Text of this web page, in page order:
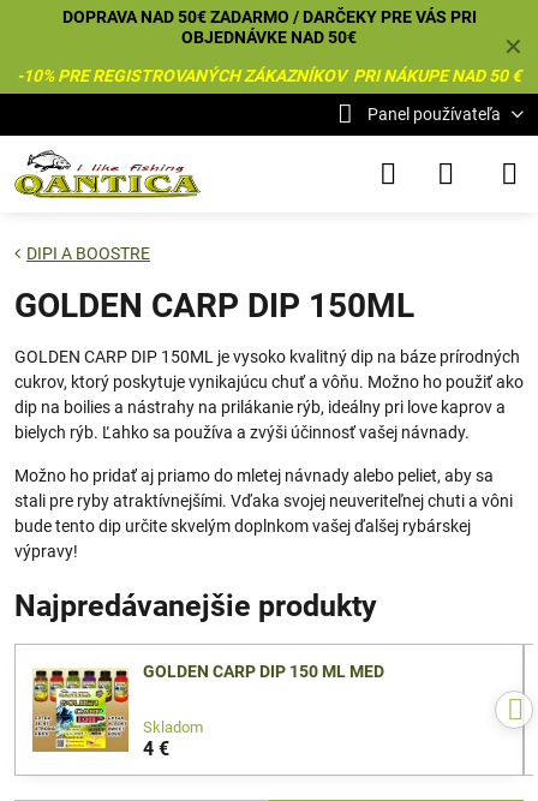
✕
DOPRAVA NAD 50€ ZADARMO / DARČEKY PRE VÁS PRI
OBJEDNÁVKE NAD 50€
-10% PRE REGISTROVANÝCH ZÁKAZNÍKOV PRI NÁKUPE NAD 50 €
Panel používateľa
DIPI A BOOSTRE
GOLDEN CARP DIP 150ML
GOLDEN CARP DIP 150ML je vysoko kvalitný dip na báze prírodných
cukrov, ktorý poskytuje vynikajúcu chuť a vôňu. Možno ho použiť ako
dip na boilies a nástrahy na prilákanie rýb, ideálny pri love kaprov a
bielych rýb. Ľahko sa používa a zvýši účinnosť vašej návnady.
Možno ho pridať aj priamo do mletej návnady alebo peliet, aby sa
stali pre ryby atraktívnejšími. Vďaka svojej neuveriteľnej chuti a vôni
bude tento dip určite skvelým doplnkom vašej ďalšej rybárskej
výpravy!
Najpredávanejšie produkty
GOLDEN CARP DIP 150 ML MED
Skladom
4 €